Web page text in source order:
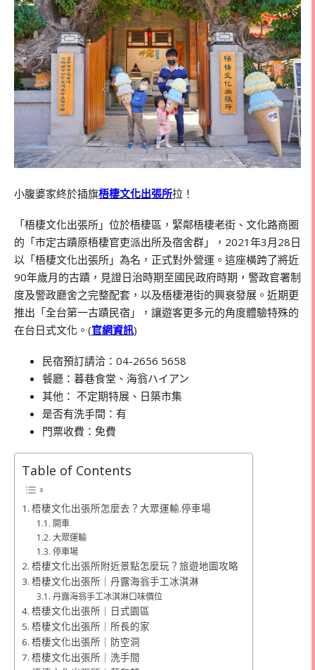
小腹婆家終於插旗梧棲文化出張所拉！
「梧棲文化出張所」位於梧棲區，緊鄰梧棲老街、文化路商圈
的「市定古蹟原梧棲官吏派出所及宿舍群」，2021年3月28日
以「梧棲文化出張所」為名，正式對外營運。這座橫跨了將近
90年歲月的古蹟，見證日治時期至國民政府時期，警政官署制
度及警政廳舍之完整配套，以及梧棲港街的興衰發展。近期更
推出「全台第一古蹟民宿」，讓遊客更多元的角度體驗特殊的
在台日式文化。(官網資訊)
民宿預訂請洽：04-2656 5658
餐廳：暮巷食堂、海翁ハイアン
其他： 不定期特展、日築市集
是否有洗手間：有
門票收費：免費
Table of Contents
梧棲文化出張所怎麼去？大眾運輸.停車場
開車
大眾運輸
停車場
梧棲文化出張所附近景點怎麼玩？旅遊地圖攻略
梧棲文化出張所｜丹露海翁手工冰淇淋
丹露海翁手工冰淇淋口味價位
梧棲文化出張所｜日式園區
梧棲文化出張所｜所長的家
梧棲文化出張所｜防空洞
梧棲文化出張所｜洗手間